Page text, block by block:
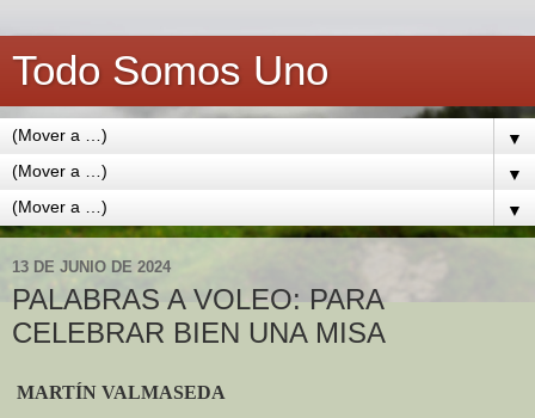
Todo Somos Uno
▼
▼
▼
13 DE JUNIO DE 2024
PALABRAS A VOLEO: PARA
CELEBRAR BIEN UNA MISA
MARTÍN VALMASEDA